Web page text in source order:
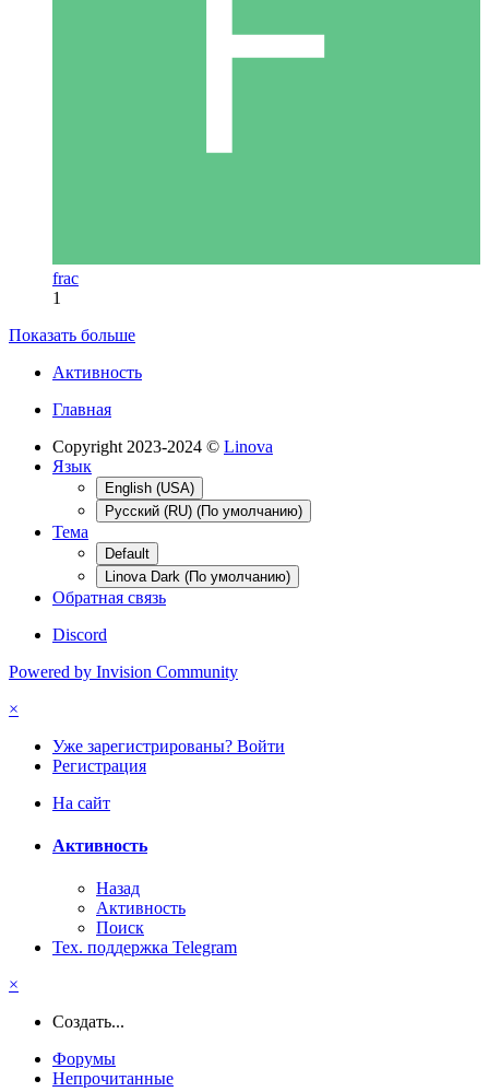
frac
1
Показать больше
Активность
Главная
Copyright 2023-2024 © Linova
Язык
English (USA)
Русский (RU) (По умолчанию)
Тема
Default
Linova Dark (По умолчанию)
Обратная связь
Discord
Powered by Invision Community
×
Уже зарегистрированы? Войти
Регистрация
На сайт
Активность
Назад
Активность
Поиск
Тех. поддержка Telegram
×
Создать...
Форумы
Непрочитанные